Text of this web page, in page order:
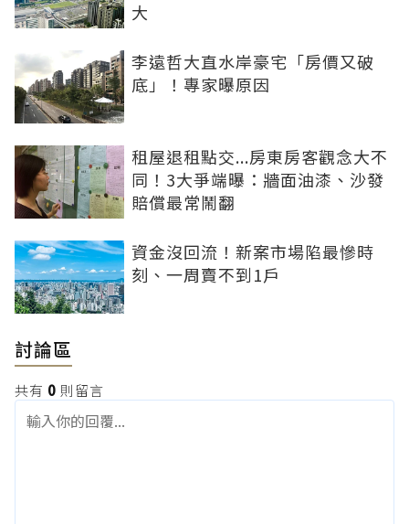
大
李遠哲大直水岸豪宅「房價又破
底」！專家曝原因
租屋退租點交...房東房客觀念大不
同！3大爭端曝：牆面油漆、沙發
賠償最常鬧翻
資金沒回流！新案市場陷最慘時
刻、一周賣不到1戶
討論區
共有 0 則留言